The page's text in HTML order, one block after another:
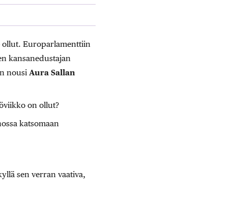
ollut. Europarlamenttiin
kansanedustajan
nousi Aura Sallan
on ollut?
katsomaan
sen verran vaativa,